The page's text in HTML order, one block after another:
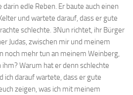
edle Reben. Er baute auch einen
und wartete darauf, dass er gute
schlechte. 3Nun richtet, ihr Bürger
Judas, zwischen mir und meinem
noch mehr tun an meinem Weinberg,
ihm? Warum hat er denn schlechte
ich darauf wartete, dass er gute
zeigen, was ich mit meinem